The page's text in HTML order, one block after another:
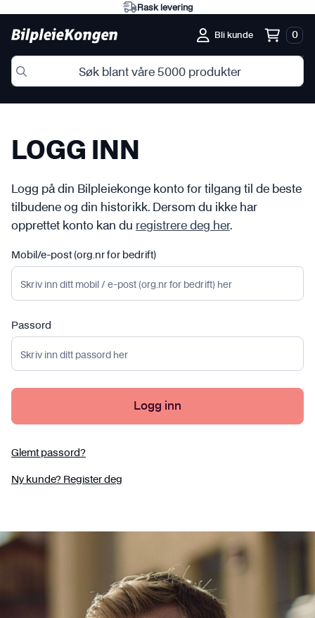
Rask levering
Bli kunde 0
LOGG INN
Logg på din Bilpleiekonge konto for tilgang til de beste
tilbudene og din historikk. Dersom du ikke har
opprettet konto kan du registrere deg her.
Mobil/e-post (org.nr for bedrift)
Passord
Logg inn
Glemt passord?
Ny kunde? Register deg